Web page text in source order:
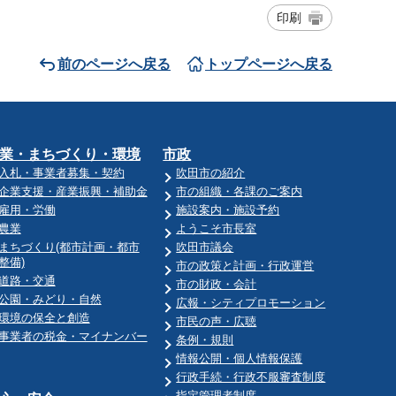
印刷
前のページへ戻る トップページへ戻る
・まちづくり・環境
札・事業者募集・契約
業支援・産業振興・補助金
用・労働
業
ちづくり(都市計画・都市
備)
路・交通
園・みどり・自然
境の保全と創造
業者の税金・マイナンバー
市政
吹田市の紹介
市の組織・各課のご案内
施設案内・施設予約
ようこそ市長室
吹田市議会
市の政策と計画・行政運営
市の財政・会計
広報・シティプロモーション
市民の声・広聴
条例・規則
情報公開・個人情報保護
行政手続・行政不服審査制度